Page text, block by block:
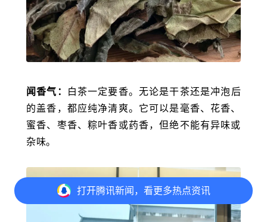
闻香气：
白茶一定要香。无论是干茶还是冲泡后
的盖香，都应纯净清爽。它可以是毫香、花香、
蜜香、枣香、粽叶香或药香，但绝不能有异味或
杂味。
打开腾讯新闻，看更多热点资讯